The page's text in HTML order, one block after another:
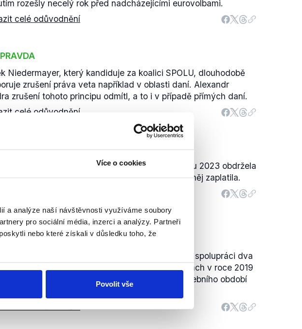
Více o cookies
a analýze naší návštěvnosti využíváme soubory
pro sociální média, inzerci a analýzy. Partneři
nebo které získali v důsledku toho, že
Povolit vše
rozešly necelý rok před nadcházejícími eurovolbami.
celé odůvodnění
PRAVDA
Niedermayer, který kandiduje za koalici SPOLU, dlouhodobě
zrušení práva veta například v oblasti daní. Alexandr
zrušení tohoto principu odmítl, a to i v případě přímých daní.
celé odůvodnění
PRAVDA
republika od svého vstupu do EU do konce roku 2023 obdržela
rozpočtu o 1,065 bilionu korun více, než do něj zaplatila.
PRAVDA
období 2014–2019 s hnutím ANO ukončili spolupráci dva
zvolených europoslanců. V následujících volbách v roce 2019
v europarlamentu získalo šest křesel, během volebního období
postupně opustily tři europoslankyně.